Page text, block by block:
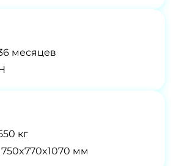
месяцев
кг
мм